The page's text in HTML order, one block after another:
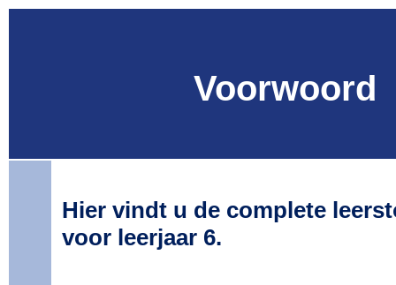
Voorwoord
Hier vindt u de complete
voor leerjaar 6.